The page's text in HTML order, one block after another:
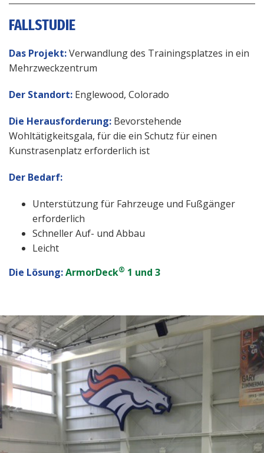
FALLSTUDIE
Das Projekt:Verwandlung des Trainingsplatzes in ein
Mehrzweckzentrum
Der Standort: Englewood, Colorado
Die Herausforderung: Bevorstehende
Wohltätigkeitsgala, für die ein Schutz für einen
Kunstrasenplatz erforderlich ist
Der Bedarf:
Unterstützung für Fahrzeuge und Fußgänger
erforderlich
Schneller Auf- und Abbau
Leicht
Die Lösung:ArmorDeck® 1 und 3